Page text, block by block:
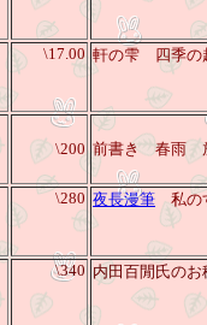
\17.00 軒の雫 四季
\200 前書き 春雨
\280 夜長漫筆 私の
\340 内田百閒氏